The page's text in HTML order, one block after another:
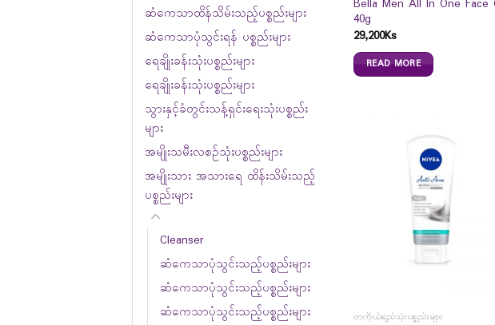
ဆံကေသာထိန်သိမ်းသည့်ပစ္စည်းများ
ဆံကေသာပုံသွင်းရန် ပစ္စည်းများ
ရေချိုးခန်းသုံးပစ္စည်းများ
ရေချိုးခန်းသုံးပစ္စည်းများ
သွားနှင့်ခံတွင်းသန့်ရှင်းရေးသုံးပစ္စည်း
များ
အမျိုးသမီးလစဉ်သုံးပစ္စည်းများ
အမျိုးသား အသားရေ ထိန်းသိမ်းသည့်
ပစ္စည်းများ
Cleanser
ဆံကေသာပုံသွင်းသည့်ပစ္စည်းများ
ဆံကေသာပုံသွင်းသည့်ပစ္စည်းများ
ဆံကေသာပုံသွင်းသည့်ပစ္စည်းများ
Bella Men All In One Face
40g
29,200Ks
READ MORE
တကိုယ်ရည်သုံးပစ္စည်းများ